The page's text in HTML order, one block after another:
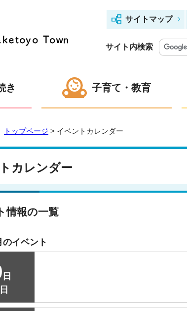
サイトマップ
サイト内検索
き 子育て・教育
トップページ > イベントカレンダー
カレンダー
情報の一覧
のイベント
日